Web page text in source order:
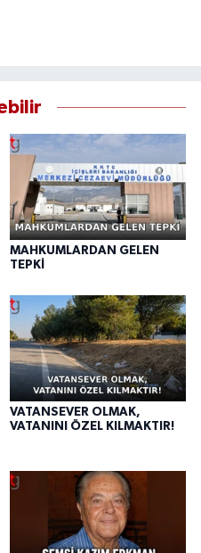
MAHKUMLARDAN GELEN
TEPKİ
VATANSEVER OLMAK,
VATANINI ÖZEL KILMAKTIR!